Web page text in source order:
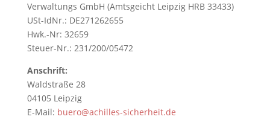
Verwaltungs GmbH (Amtsgeicht Leipzig HRB 33433)
USt-IdNr.: DE271262655
Hwk.-Nr: 32659
Steuer-Nr.: 231/200/05472
Anschrift:
Waldstraße 28
04105 Leipzig
E-Mail: buero@achilles-sicherheit.de